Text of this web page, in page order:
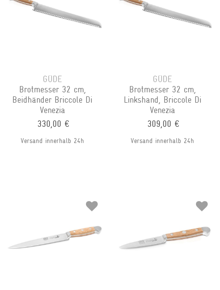
GÜDE
Brotmesser 32 cm,
Beidhänder Briccole Di
Venezia
330,00 €
Versand innerhalb 24h
GÜDE
Brotmesser 32 cm,
Linkshand, Briccole Di
Venezia
309,00 €
Versand innerhalb 24h